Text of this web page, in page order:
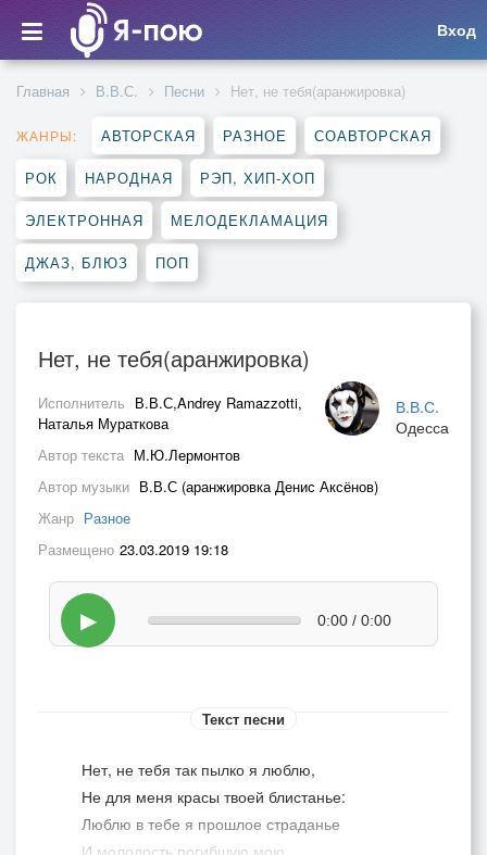
Вход
Главная В.В.С. Песни Нет, не тебя(аранжировка)
ЖАНРЫ: АВТОРСКАЯ РАЗНОЕ СОАВТОРСКАЯ
РОК НАРОДНАЯ РЭП, ХИП-ХОП
ЭЛЕКТРОННАЯ МЕЛОДЕКЛАМАЦИЯ
ДЖАЗ, БЛЮЗ ПОП
Нет, не тебя(аранжировка)
В.В.С.
Одесса
Исполнитель В.В.С,Andrey Ramazzotti,
Наталья Мураткова
Автор текста М.Ю.Лермонтов
Автор музыки В.В.С (аранжировка Денис Аксёнов)
Жанр Разное
Размещено 23.03.2019 19:18
▶ 0:00 / 0:00
Текст песни
Нет, не тебя так пылко я люблю,
Не для меня красы твоей блистанье:
Люблю в тебе я прошлое страданье
И молодость погибшую мою.